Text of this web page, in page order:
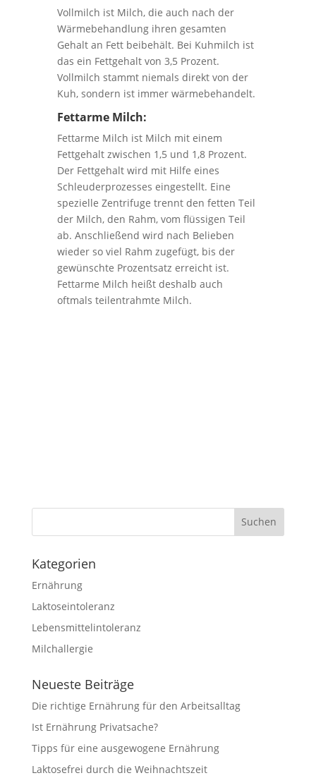
Vollmilch ist Milch, die auch nach der
Wärmebehandlung ihren gesamten
Gehalt an Fett beibehält. Bei Kuhmilch ist
das ein Fettgehalt von 3,5 Prozent.
Vollmilch stammt niemals direkt von der
Kuh, sondern ist immer wärmebehandelt.
Fettarme Milch:
Fettarme Milch ist Milch mit einem
Fettgehalt zwischen 1,5 und 1,8 Prozent.
Der Fettgehalt wird mit Hilfe eines
Schleuderprozesses eingestellt. Eine
spezielle Zentrifuge trennt den fetten Teil
der Milch, den Rahm, vom flüssigen Teil
ab. Anschließend wird nach Belieben
wieder so viel Rahm zugefügt, bis der
gewünschte Prozentsatz erreicht ist.
Fettarme Milch heißt deshalb auch
oftmals teilentrahmte Milch.
Kategorien
Ernährung
Laktoseintoleranz
Lebensmittelintoleranz
Milchallergie
Neueste Beiträge
Die richtige Ernährung für den Arbeitsalltag
Ist Ernährung Privatsache?
Tipps für eine ausgewogene Ernährung
Laktosefrei durch die Weihnachtszeit